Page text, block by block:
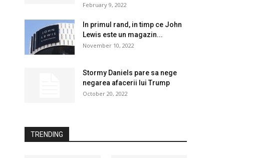
February 9, 2022
In primul rand, in timp ce John
Lewis este un magazin...
November 10, 2022
Stormy Daniels pare sa nege
negarea afacerii lui Trump
October 20, 2022
TRENDING